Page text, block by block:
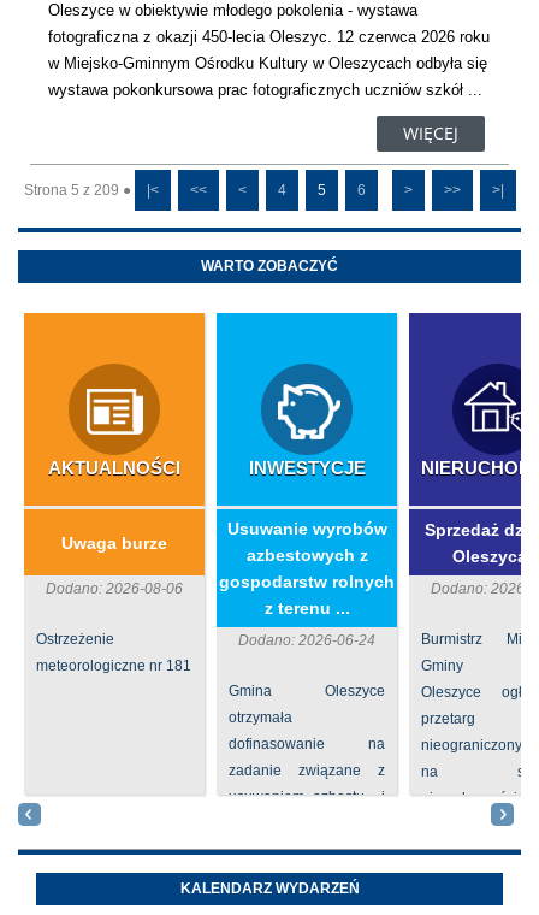
Oleszyce w obiektywie młodego pokolenia - wystawa
fotograficzna z okazji 450-lecia Oleszyc. 12 czerwca 2026 roku
w Miejsko-Gminnym Ośrodku Kultury w Oleszycach odbyła się
wystawa pokonkursowa prac fotograficznych uczniów szkół ...
WIĘCEJ
Strona 5 z 209 ● |< << < 4 5 6 > >> >|
WARTO ZOBACZYĆ
AKTUALNOŚCI
Uwaga burze
Dodano: 2026-08-06
Ostrzeżenie
meteorologiczne nr 181
INWESTYCJE
​Usuwanie wyrobów
azbestowych z
gospodarstw rolnych
z terenu ...
Dodano: 2026-06-24
Gmina Oleszyce
otrzymała
dofinasowanie na
zadanie związane z
usuwaniem azbestu i
azbest w ramach
programu
priorytetowego
Sprzedaż
Dodano: 2026-
Burmistrz
Gminy
Oleszyce
przetarg
nieograniczony
na
nieruchomości nr
Oleszycach
Orzeszkowej.
informacji ...
KALENDARZ WYDARZEŃ